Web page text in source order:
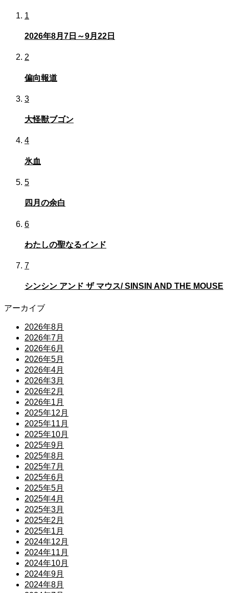
1
2026年8月7日～9月22日
2
偏向報道
3
大怪獣ブゴン
4
氷血
5
四月の余白
6
わたしの聖なるインド
7
シンシン アンド ザ マウス/ SINSIN AND THE MOUSE
アーカイブ
2026年8月
2026年7月
2026年6月
2026年5月
2026年4月
2026年3月
2026年2月
2026年1月
2025年12月
2025年11月
2025年10月
2025年9月
2025年8月
2025年7月
2025年6月
2025年5月
2025年4月
2025年3月
2025年2月
2025年1月
2024年12月
2024年11月
2024年10月
2024年9月
2024年8月